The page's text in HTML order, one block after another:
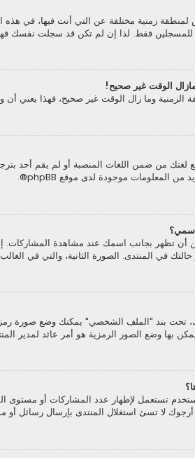
زمنية مختلفة عن التي أنت فيها، في هذه
للمسجلين فقط. لذا إن لم تكن قد سجلت نفسك
الوقت غير صحيح!
وما زال الوقت غير صحيح، فهذا يعني أن
من ضمن اللغات المنصبة أو لم يقم أحد
من المعلومات موجودة لدى موقع phpBB
®.
أن تظهر بجانب اسمك عند مشاهدة
حالتك في المنتدى. الصورة الثانية، والتي
بها وضع الصور الرمزية هو أمر عائد لمدير
تستعمل لإظهار عدد المشاركات أو مستوى
لا تسئ استغلال المنتدى بإرسال رسائل